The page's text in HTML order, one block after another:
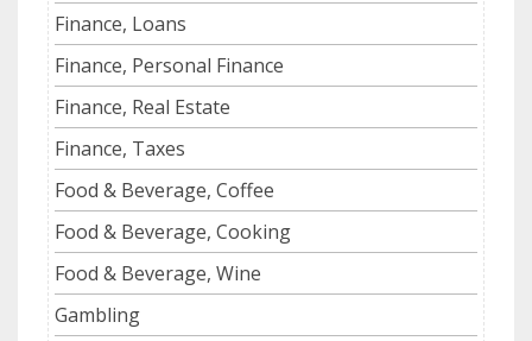
Finance, Loans
Finance, Personal Finance
Finance, Real Estate
Finance, Taxes
Food & Beverage, Coffee
Food & Beverage, Cooking
Food & Beverage, Wine
Gambling